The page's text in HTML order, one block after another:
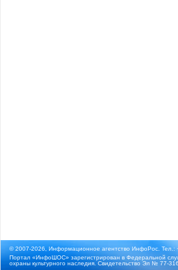
© 2007-2026, Информационное агентство ИнфоРос. Тел.:
Портал «ИнфоШОС» зарегистрирован в Федеральной
охраны культурного наследия. Свидетельство Эл № 77-